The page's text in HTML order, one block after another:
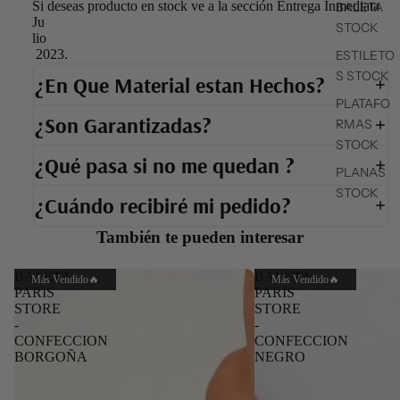
BALETA
STOCK
ESTILETO
S STOCK
PLATAFO
RMAS
STOCK
PLANAS
STOCK
Si deseas producto en stock ve a la sección Entrega Inmediata
Ju
lio
2023.
¿En Que Material estan Hechos?
¿Son Garantizadas?
¿Qué pasa si no me quedan ?
¿Cuándo recibiré mi pedido?
También te pueden interesar
Más Vendido🔥
BALETA
PARIS
STORE
-
CONFECCION
BORGOÑA
Más Vendido🔥
BALETA
PARIS
STORE
-
CONFECCION
NEGRO